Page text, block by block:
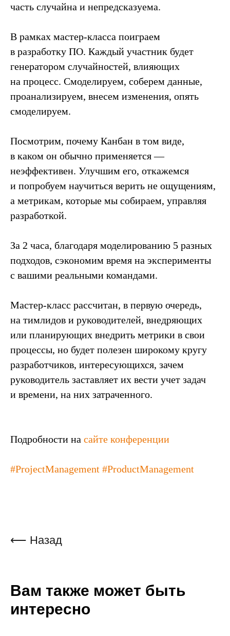
часть случайна и непредсказуема.
В рамках мастер-класса поиграем
в разработку ПО. Каждый участник будет
генератором случайностей, влияющих
на процесс. Смоделируем, соберем данные,
проанализируем, внесем изменения, опять
смоделируем.
Посмотрим, почему Канбан в том виде,
в каком он обычно применяется —
неэффективен. Улучшим его, откажемся
и попробуем научиться верить не ощущениям,
а метрикам, которые мы собираем, управляя
разработкой.
За 2 часа, благодаря моделированию 5 разных
подходов, сэкономим время на эксперименты
с вашими реальными командами.
Мастер-класс рассчитан, в первую очередь,
на тимлидов и руководителей, внедряющих
или планирующих внедрить метрики в свои
процессы, но будет полезен широкому кругу
разработчиков, интересующихся, зачем
руководитель заставляет их вести учет задач
и времени, на них затраченного.
Подробности на сайте конференции
#ProjectManagement #ProductManagement
⟵ Назад
Вам также может быть
интересно